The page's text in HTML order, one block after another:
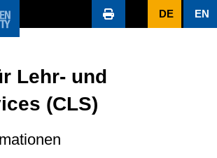
DE EN
Lehr- und
(CLS)